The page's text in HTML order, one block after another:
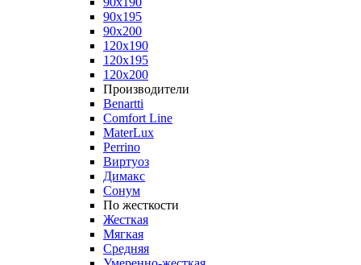
90x195
90x200
120x190
120x195
120x200
Производители
Benartti
Comfort Line
MaterLux
Perrino
Виртуоз
Димакс
Сонум
По жесткости
Жесткая
Мягкая
Средняя